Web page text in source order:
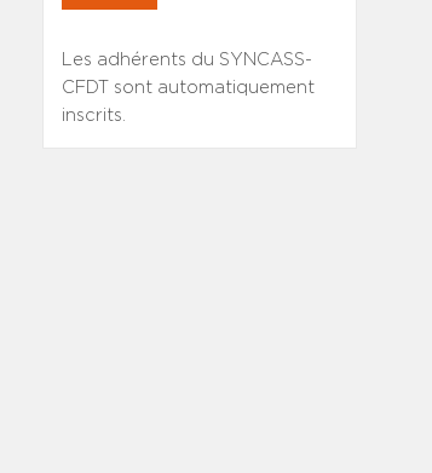
Les adhérents du SYNCASS-
CFDT sont automatiquement
inscrits.